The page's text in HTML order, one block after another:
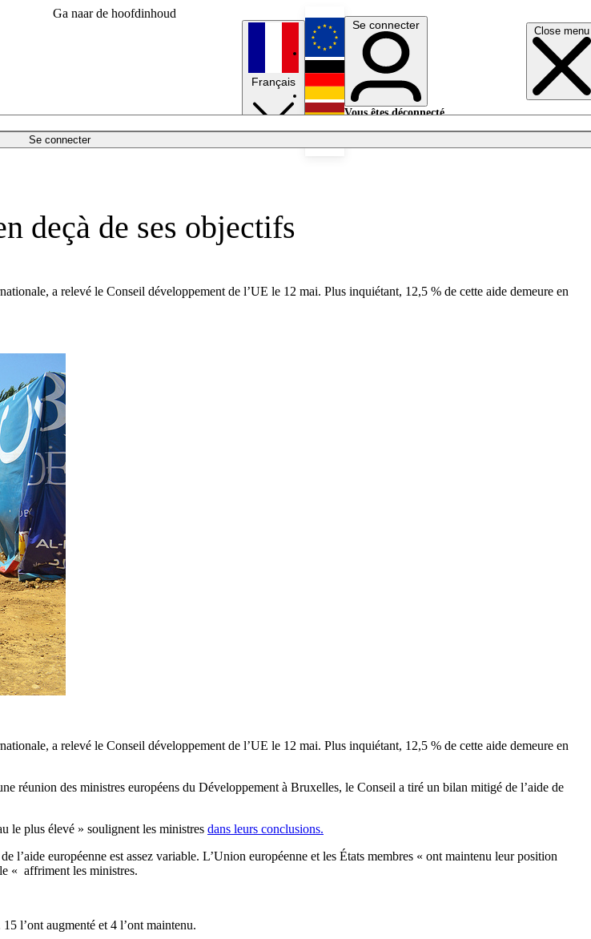
Ga naar de hoofdinhoud
Close menu
Se connecter
Français
English
Deutsch
Se connecter
Vous êtes déconnecté.
deçà de ses objectifs
a relevé le Conseil développement de l’UE le 12 mai. Plus inquiétant, 12,5 % de cette aide demeure en
a relevé le Conseil développement de l’UE le 12 mai. Plus inquiétant, 12,5 % de cette aide demeure en
réunion des ministres européens du Développement à Bruxelles, le Conseil a tiré un bilan mitigé de l’aide de
le plus élevé » soulignent les ministres dans leurs conclusions.
l’aide européenne est assez variable. L’Union européenne et les États membres « ont maintenu leur position
« affriment les ministres.
l’ont augmenté et 4 l’ont maintenu.